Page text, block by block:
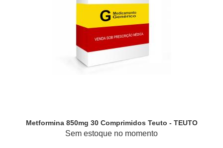
Metformina 850mg 30 Comprimidos Teuto - TEUTO
Sem estoque no momento